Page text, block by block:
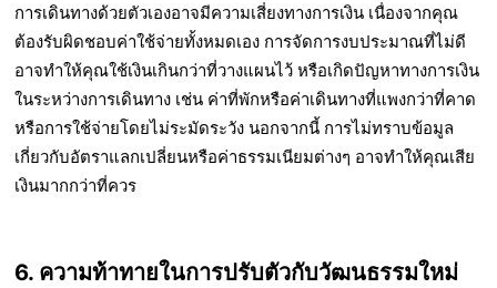
การเดินทางด้วยตัวเองอาจมีความเสี่ยงทางการเงิน เนื่องจากคุณ
ต้องรับผิดชอบค่าใช้จ่ายทั้งหมดเอง การจัดการงบประมาณที่ไม่ดี
อาจทำให้คุณใช้เงินเกินกว่าที่วางแผนไว้ หรือเกิดปัญหาทางการเงิน
ในระหว่างการเดินทาง เช่น ค่าที่พักหรือค่าเดินทางที่แพงกว่าที่คาด
หรือการใช้จ่ายโดยไม่ระมัดระวัง นอกจากนี้ การไม่ทราบข้อมูล
เกี่ยวกับอัตราแลกเปลี่ยนหรือค่าธรรมเนียมต่างๆ อาจทำให้คุณเสีย
เงินมากกว่าที่ควร
6. ความท้าทายในการปรับตัวกับวัฒนธรรมใหม่